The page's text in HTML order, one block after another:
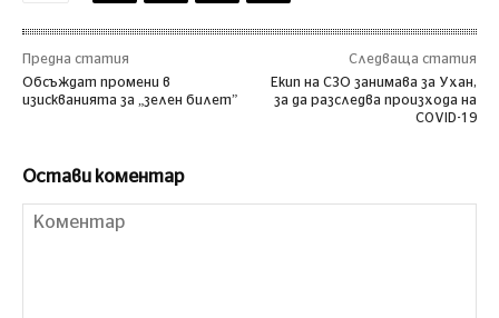
Предна статия
Обсъждат промени в
изискванията за „зелен билет”
Следваща статия
Екип на СЗО занимава за Ухан,
за да разследва произхода на
COVID-19
Остави коментар